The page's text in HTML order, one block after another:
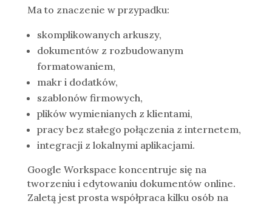
Ma to znaczenie w przypadku:
skomplikowanych arkuszy,
dokumentów z rozbudowanym
formatowaniem,
makr i dodatków,
szablonów firmowych,
plików wymienianych z klientami,
pracy bez stałego połączenia z internetem,
integracji z lokalnymi aplikacjami.
Google Workspace koncentruje się na
tworzeniu i edytowaniu dokumentów online.
Zaletą jest prosta współpraca kilku osób na